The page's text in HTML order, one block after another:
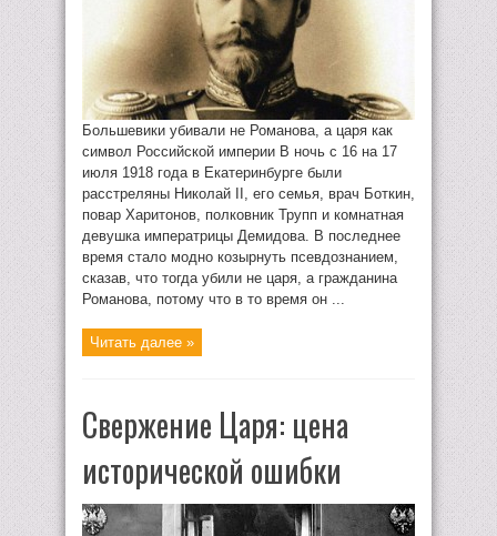
Большевики убивали не Романова, а царя как
символ Российской империи В ночь с 16 на 17
июля 1918 года в Екатеринбурге были
расстреляны Николай II, его семья, врач Боткин,
повар Харитонов, полковник Трупп и комнатная
девушка императрицы Демидова. В последнее
время стало модно козырнуть псевдознанием,
сказав, что тогда убили не царя, а гражданина
Романова, потому что в то время он ...
Читать далее »
Свержение Царя: цена
исторической ошибки